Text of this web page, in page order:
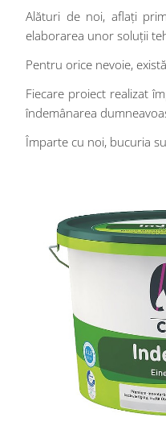
Alături de noi, aflați
elaborarea unor soluții
Pentru orice nevoie,
Fiecare proiect realizat
îndemânarea
Împarte cu noi, bucuria